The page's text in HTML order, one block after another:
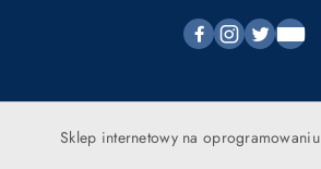
Sklep internetowy na oprogramowaniu